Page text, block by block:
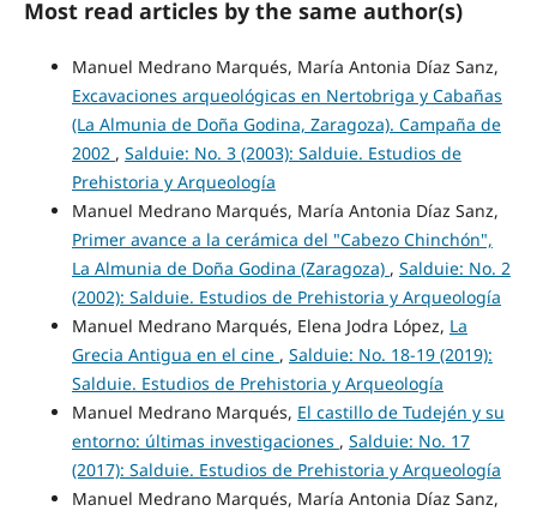
Most read articles by the same author(s)
Manuel Medrano Marqués, María Antonia Díaz Sanz,
Excavaciones arqueológicas en Nertobriga y Cabañas
(La Almunia de Doña Godina, Zaragoza). Campaña de
2002 , Salduie: No. 3 (2003): Salduie. Estudios de
Prehistoria y Arqueología
Manuel Medrano Marqués, María Antonia Díaz Sanz,
Primer avance a la cerámica del "Cabezo Chinchón",
La Almunia de Doña Godina (Zaragoza) , Salduie: No. 2
(2002): Salduie. Estudios de Prehistoria y Arqueología
Manuel Medrano Marqués, Elena Jodra López, La
Grecia Antigua en el cine , Salduie: No. 18-19 (2019):
Salduie. Estudios de Prehistoria y Arqueología
Manuel Medrano Marqués, El castillo de Tudején y su
entorno: últimas investigaciones , Salduie: No. 17
(2017): Salduie. Estudios de Prehistoria y Arqueología
Manuel Medrano Marqués, María Antonia Díaz Sanz,